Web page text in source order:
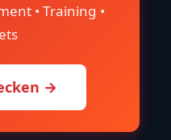
• Training •
→